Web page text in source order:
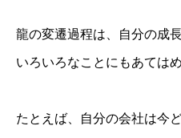
龍の変遷過程は、自分の成
いろいろなことにもあては
たとえば、自分の会社は今